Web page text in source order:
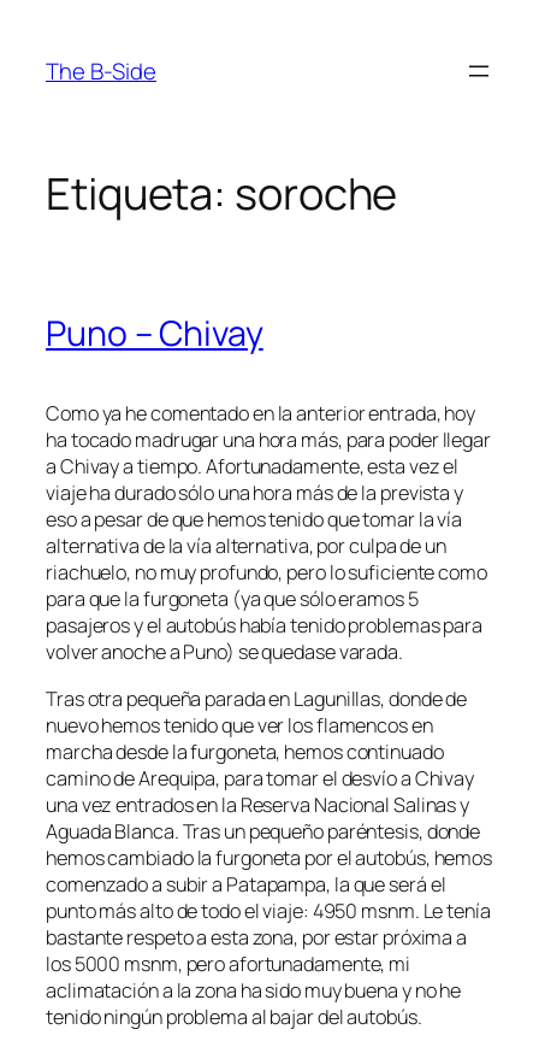
contenido
The B-Side
Etiqueta: soroche
Puno – Chivay
Como ya he comentado en la anterior entrada, hoy
ha tocado madrugar una hora más, para poder llegar
a Chivay a tiempo. Afortunadamente, esta vez el
viaje ha durado sólo una hora más de la prevista y
eso a pesar de que hemos tenido que tomar la vía
alternativa de la vía alternativa, por culpa de un
riachuelo, no muy profundo, pero lo suficiente como
para que la furgoneta (ya que sólo eramos 5
pasajeros y el autobús había tenido problemas para
volver anoche a Puno) se quedase varada.
Tras otra pequeña parada en Lagunillas, donde de
nuevo hemos tenido que ver los flamencos en
marcha desde la furgoneta, hemos continuado
camino de Arequipa, para tomar el desvío a Chivay
una vez entrados en la Reserva Nacional Salinas y
Aguada Blanca. Tras un pequeño paréntesis, donde
hemos cambiado la furgoneta por el autobús, hemos
comenzado a subir a Patapampa, la que será el
punto más alto de todo el viaje: 4950 msnm. Le tenía
bastante respeto a esta zona, por estar próxima a
los 5000 msnm, pero afortunadamente, mi
aclimatación a la zona ha sido muy buena y no he
tenido ningún problema al bajar del autobús.